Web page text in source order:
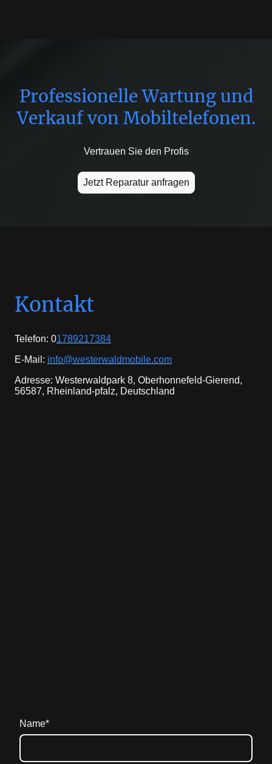
Professionelle Wartung und
Verkauf von Mobiltelefonen.
Vertrauen Sie den Profis
Jetzt Reparatur anfragen
Kontakt
Telefon: 01789217384
E-Mail: info@westerwaldmobile.com
Adresse: Westerwaldpark 8, Oberhonnefeld-Gierend,
56587, Rheinland-pfalz, Deutschland
Name*